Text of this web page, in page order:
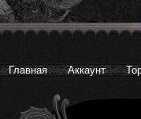
Главная Аккаунт